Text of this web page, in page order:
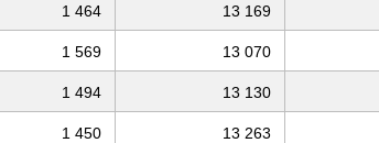
1 464 13 169
1 569 13 070
1 494 13 130
1 450 13 263